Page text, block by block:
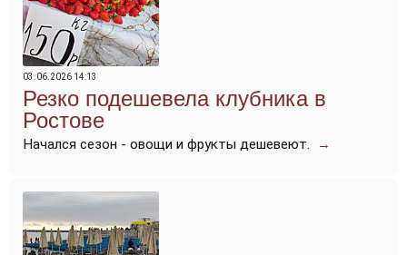
03.06.2026 14:13
Резко подешевела клубника в
Ростове
Начался сезон - овощи и фрукты дешевеют. →